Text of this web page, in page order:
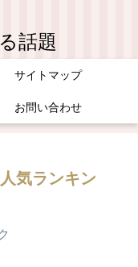
話題
サイトマップ
お問い合わせ
気ランキン